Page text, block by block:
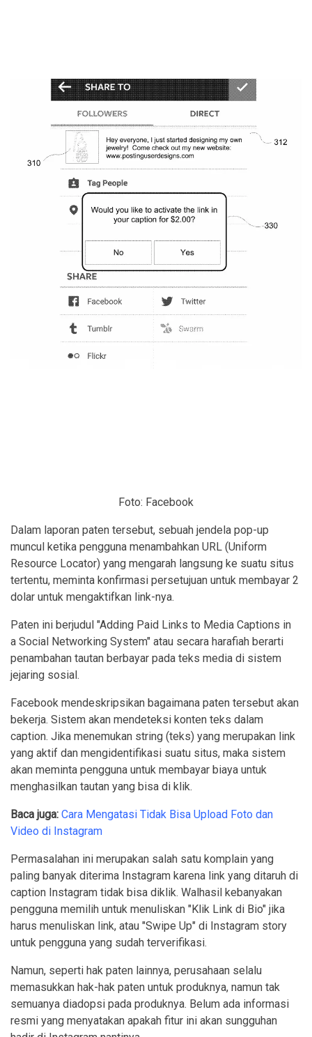
Foto: Facebook
Dalam laporan paten tersebut, sebuah jendela pop-up
muncul ketika pengguna menambahkan URL (Uniform
Resource Locator) yang mengarah langsung ke suatu situs
tertentu, meminta konfirmasi persetujuan untuk membayar 2
dolar untuk mengaktifkan link-nya.
Paten ini berjudul "Adding Paid Links to Media Captions in
a Social Networking System" atau secara harafiah berarti
penambahan tautan berbayar pada teks media di sistem
jejaring sosial.
Facebook mendeskripsikan bagaimana paten tersebut akan
bekerja. Sistem akan mendeteksi konten teks dalam
caption. Jika menemukan string (teks) yang merupakan link
yang aktif dan mengidentifikasi suatu situs, maka sistem
akan meminta pengguna untuk membayar biaya untuk
menghasilkan tautan yang bisa di klik.
Baca juga: Cara Mengatasi Tidak Bisa Upload Foto dan
Video di Instagram
Permasalahan ini merupakan salah satu komplain yang
paling banyak diterima Instagram karena link yang ditaruh di
caption Instagram tidak bisa diklik. Walhasil kebanyakan
pengguna memilih untuk menuliskan "Klik Link di Bio" jika
harus menuliskan link, atau "Swipe Up" di Instagram story
untuk pengguna yang sudah terverifikasi.
Namun, seperti hak paten lainnya, perusahaan selalu
memasukkan hak-hak paten untuk produknya, namun tak
semuanya diadopsi pada produknya. Belum ada informasi
resmi yang menyatakan apakah fitur ini akan sungguhan